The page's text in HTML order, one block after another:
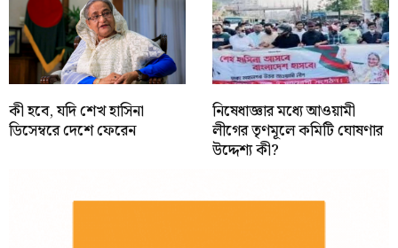
কী হবে, যদি শেখ হাসিনা
ডিসেম্বরে দেশে ফেরেন
নিষেধাজ্ঞার মধ্যে আওয়ামী
লীগের তৃণমূলে কমিটি ঘোষণার
উদ্দেশ্য কী?